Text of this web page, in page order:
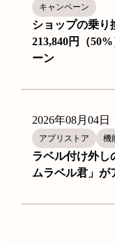
キャンペーン
ショップの乗り
213,840円（
ーン
2026年08月04日
アプリストア 機
ラベル付け外し
ムラベル君」が